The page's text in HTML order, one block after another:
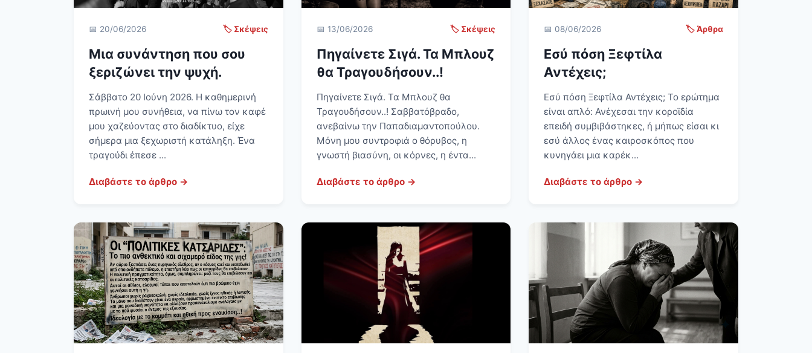
📅 20/06/2026 🏷️ Σκέψεις
Μια συνάντηση που σου
ξεριζώνει την ψυχή.
Σάββατο 20 Ιούνη 2026. Η καθημερινή
πρωινή μου συνήθεια, να πίνω τον καφέ
μου χαζεύοντας στο διαδίκτυο, είχε
σήμερα μια ξεχωριστή κατάληξη. Ένα
τραγούδι έπεσε ...
Διαβάστε το άρθρο →
📅 13/06/2026 🏷️ Σκέψεις
Πηγαίνετε Σιγά. Τα Μπλουζ
θα Τραγουδήσουν..!
Πηγαίνετε Σιγά. Τα Μπλουζ θα
Τραγουδήσουν..! Σαββατόβραδο,
ανεβαίνω την Παπαδιαμαντοπούλου.
Μόνη μου συντροφιά ο θόρυβος, η
γνωστή βιασύνη, οι κόρνες, η έντα...
Διαβάστε το άρθρο →
📅 08/06/2026 🏷️ Άρθρα
Εσύ πόση Ξεφτίλα
Αντέχεις;
Εσύ πόση Ξεφτίλα Αντέχεις; Το ερώτημα
είναι απλό: Ανέχεσαι την κοροϊδία
επειδή συμβιβάστηκες, ή μήπως είσαι κι
εσύ άλλος ένας καιροσκόπος που
κυνηγάει μια καρέκ...
Διαβάστε το άρθρο →